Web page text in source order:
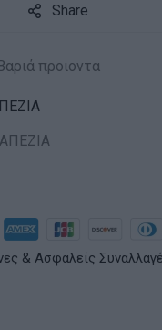
Share
προιοντα
& Ασφαλείς